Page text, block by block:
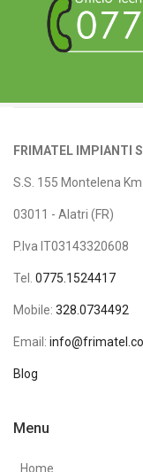
FRIMATEL IMPIANTI
S.S. 155 Montelena
03011 - Alatri (FR)
P.Iva IT03143320608
Tel. 0775.1524417
Mobile: 328.0734492
Email:
Blog
Menu
Home